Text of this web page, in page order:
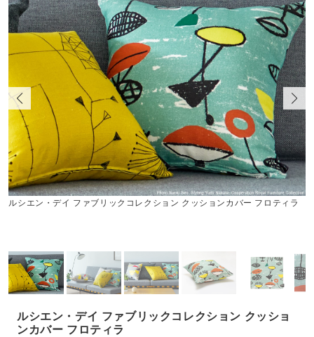
ルシエン・デイ ファブリックコレクション クッションカバー フロティラ
ルシエン・デイ ファブリックコレクション クッショ
ンカバー フロティラ